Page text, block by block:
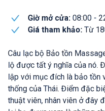
Giờ mở cửa: 08:00 -
Giá tham khảo: Từ
Câu lạc bộ Bảo tồn
lộ được tất ý nghĩa của nó.
lập với mục đích là bảo tồn
thống của Thái. Điểm đặc
thuật viên, nhân viên ở đây